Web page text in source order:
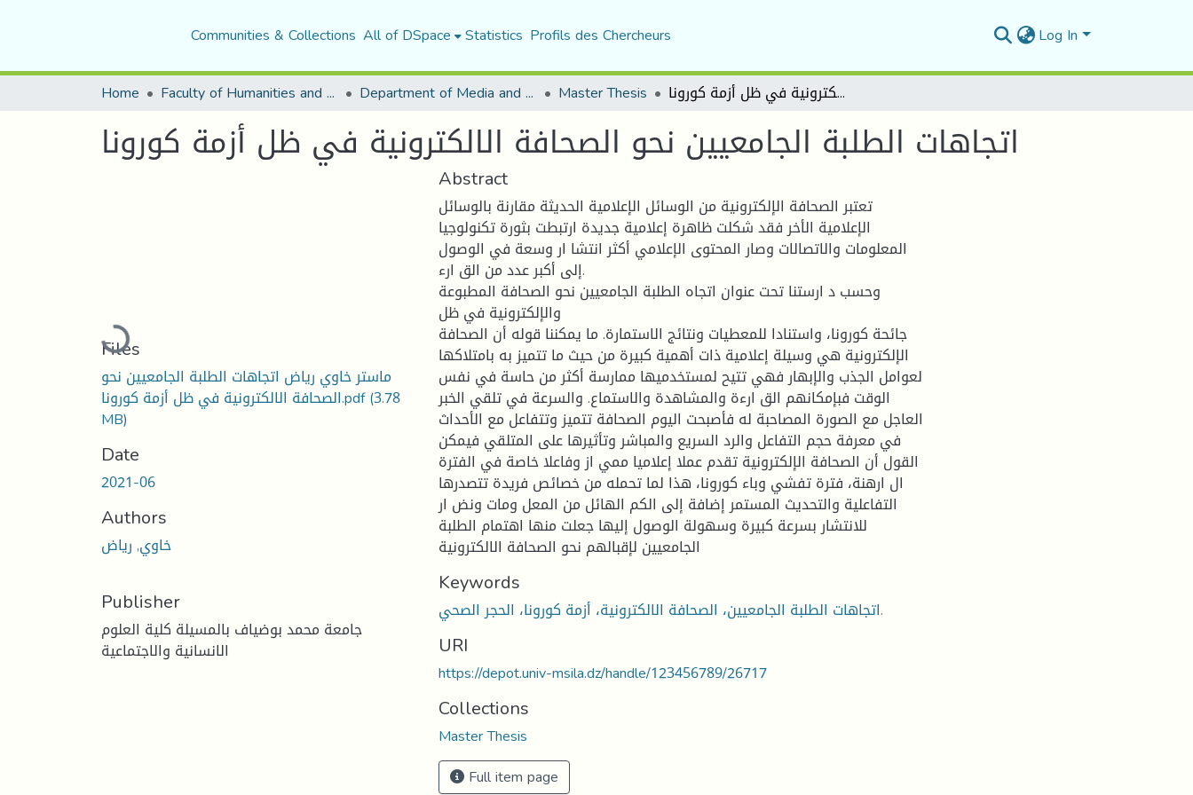
Communities & Collections All of DSpace Statistics Profils des Chercheurs Log In
Home Faculty of Humanities and Social Sciences Department of Media and Communication Studies Master Thesis اتجاهات الطلبة الجامعيين نحو الصحافة الالكترونية في ظل أزمة كورونا
اتجاهات الطلبة الجامعيين نحو الصحافة الالكترونية في ظل أزمة كورونا
Loading...
Files
ماستر خاوي رياض اتجاهات الطلبة الجامعيين نحو
الصحافة الالكترونية في ظل أزمة كورونا.pdf(3.78
MB)
Date
2021-06
Authors
خاوي, رياض
Publisher
جامعة محمد بوضياف بالمسيلة كلية العلوم
الانسانية والاجتماعية
Abstract
تعتبر الصحافة الإلكترونية من الوسائل الإعلامية الحديثة مقارنة بالوسائل
الإعلامية الأخر فقد شكلت ظاهرة إعلامية جديدة ارتبطت بثورة تكنولوجيا
المعلومات والاتصالات وصار المحتوى الإعلامي أكثر انتشا ار وسعة في الوصول
إلى أكبر عدد من الق ارء.
وحسب د ارستنا تحت عنوان اتجاه الطلبة الجامعيين نحو الصحافة المطبوعة
والإلكترونية في ظل
جائحة كورونا، واستنادا للمعطيات ونتائج الاستمارة. ما يمكننا قوله أن الصحافة
الإلكترونية هي وسيلة إعلامية ذات أهمية كبيرة من حيث ما تتميز به بامتلاكها
لعوامل الجذب والإبهار فهي تتيح لمستخدميها ممارسة أكثر من حاسة في نفس
الوقت فبإمكانهم الق ارءة والمشاهدة والاستماع. والسرعة في تلقي الخبر
العاجل مع الصورة المصاحبة له فأصبحت اليوم الصحافة تتميز وتتفاعل مع الأحداث
في معرفة حجم التفاعل والرد السريع والمباشر وتأثيرها على المتلقي فيمكن
القول أن الصحافة الإلكترونية تقدم عملا إعلاميا ممي از وفاعلا خاصة في الفترة
ال ارهنة، فترة تفشي وباء كورونا، هذا لما تحمله من خصائص فريدة تتصدرها
التفاعلية والتحديث المستمر إضافة إلى الكم الهائل من المعل ومات ونض ار
للانتشار بسرعة كبيرة وسهولة الوصول إليها جعلت منها اهتمام الطلبة
الجامعيين لإقبالهم نحو الصحافة الالكترونية
Keywords
اتجاهات الطلبة الجامعيين، الصحافة الالكترونية، أزمة كورونا، الحجر الصحي.
URI
https://depot.univ-msila.dz/handle/123456789/26717
Collections
Master Thesis
Full item page